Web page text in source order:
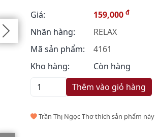
Giá: 159,000 đ
Nhãn hàng:
RELAX
Mã sản phẩm:
4161
Kho hàng:
Còn hàng
Thêm vào giỏ hàng
Trần Thị Ngọc Thơ thích sản phẩm này